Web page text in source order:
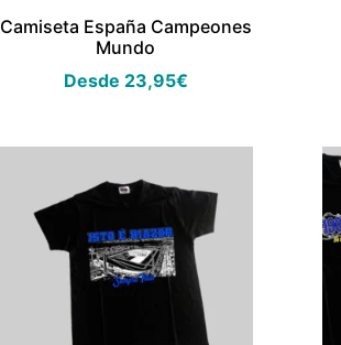
Camiseta España Campeones
Mundo
Desde 23,95€